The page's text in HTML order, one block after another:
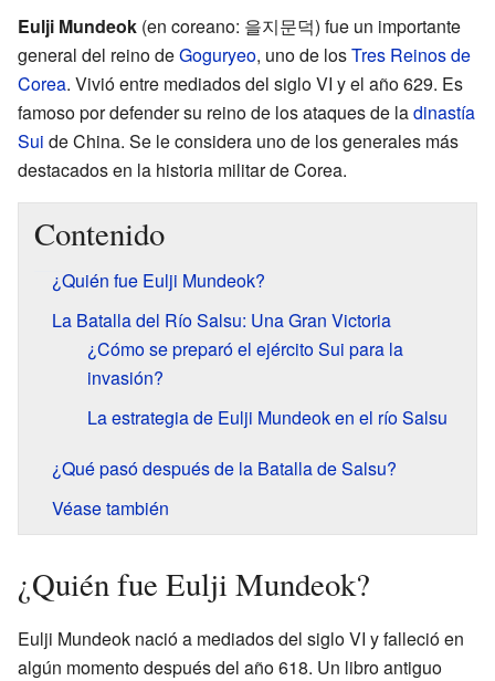
Eulji Mundeok (en coreano: 을지문덕) fue un importante
general del reino deGoguryeo, uno de losTres Reinos de
Corea. Vivió entre mediados del siglo VI y el año 629. Es
famoso por defender su reino de los ataques de ladinastía
Sui de China. Se le considera uno de los generales más
destacados en la historia militar de Corea.
Contenido
¿Quién fue Eulji Mundeok?
La Batalla del Río Salsu: Una Gran Victoria
¿Cómo se preparó el ejército Sui para la
invasión?
La estrategia de Eulji Mundeok en el río Salsu
¿Qué pasó después de la Batalla de Salsu?
Véase también
¿Quién fue Eulji Mundeok?
Eulji Mundeok nació a mediados del siglo VI y falleció en
algún momento después del año 618. Un libro antiguo